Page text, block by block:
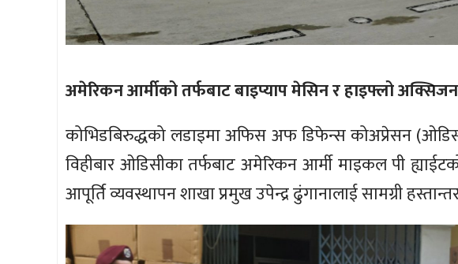
अमेरिकन आर्मीको तर्फबाट बाइप्याप मेसिन र हाइफ्लो
कोभिडबिरुद्धको लडाइमा अफिस अफ डिफेन्स कोअप्रेसन
विहीबार ओडिसीका तर्फबाट अमेरिकन आर्मी माइकल पी
आपूर्ति व्यवस्थापन शाखा प्रमुख उपेन्द्र ढुंगानालाई सामग्री